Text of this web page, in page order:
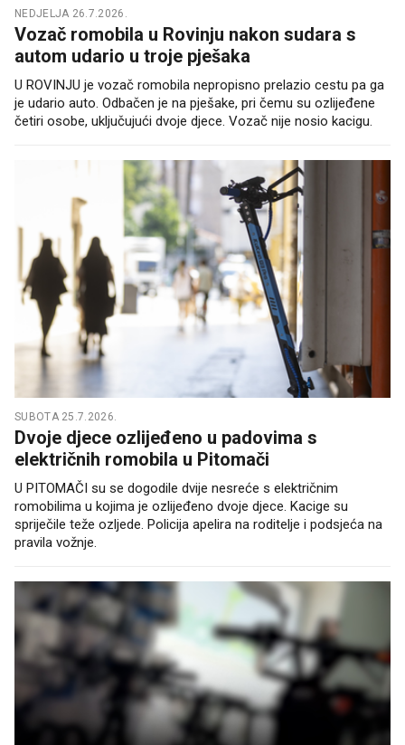
NEDJELJA 26.7.2026.
Vozač romobila u Rovinju nakon sudara s
autom udario u troje pješaka
U ROVINJU je vozač romobila nepropisno prelazio cestu pa ga
je udario auto. Odbačen je na pješake, pri čemu su ozlijeđene
četiri osobe, uključujući dvoje djece. Vozač nije nosio kacigu.
SUBOTA 25.7.2026.
Dvoje djece ozlijeđeno u padovima s
električnih romobila u Pitomači
U PITOMAČI su se dogodile dvije nesreće s električnim
romobilima u kojima je ozlijeđeno dvoje djece. Kacige su
spriječile teže ozljede. Policija apelira na roditelje i podsjeća na
pravila vožnje.